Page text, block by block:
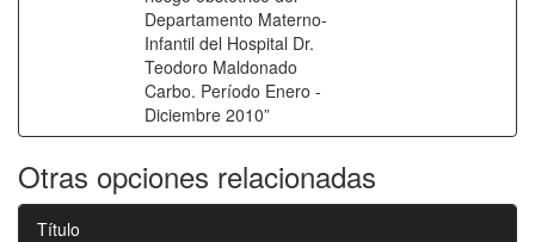
Departamento Materno-
Infantil del Hospital Dr.
Teodoro Maldonado
Carbo. Período Enero -
Diciembre 2010”
Otras opciones relacionadas
Título